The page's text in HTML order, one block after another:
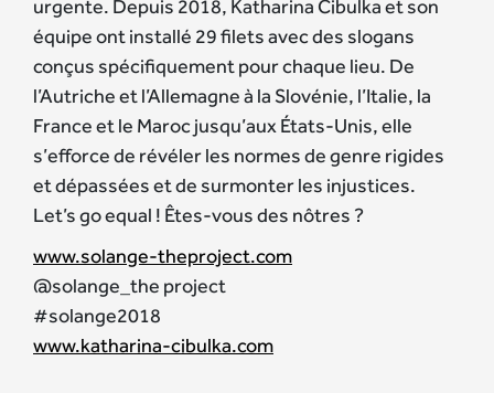
urgente. Depuis 2018, Katharina Cibulka et son
équipe ont installé 29 filets avec des slogans
conçus spécifiquement pour chaque lieu. De
l’Autriche et l’Allemagne à la Slovénie, l’Italie, la
France et le Maroc jusqu’aux États-Unis, elle
s’efforce de révéler les normes de genre rigides
et dépassées et de surmonter les injustices.
Let’s go equal ! Êtes-vous des nôtres ?
www.solange-theproject.com
@solange_the project
#solange2018
www.katharina-cibulka.com